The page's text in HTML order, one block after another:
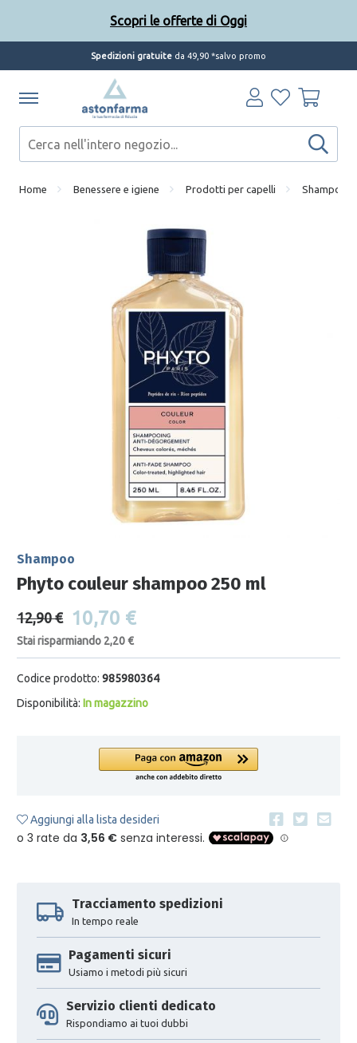
Spedizioni gratuite da 49,90 *salvo promo
Home Benessere e igiene Prodotti per capelli Shampoo
Shampoo
Phyto couleur shampoo 250 ml
12,90 € 10,70 €
Stai risparmiando 2,20 €
Codice prodotto: 985980364
Disponibilità: In magazzino
Aggiungi alla lista desideri
Tracciamento spedizioni
In tempo reale
Pagamenti sicuri
Usiamo i metodi più sicuri
Servizio clienti dedicato
Rispondiamo ai tuoi dubbi
Scopri le offerte di Oggi